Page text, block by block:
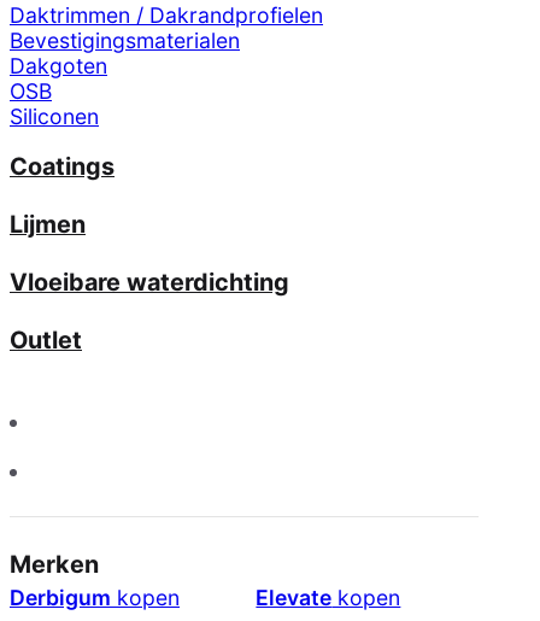
Daktrimmen / Dakrandprofielen
Bevestigingsmaterialen
Dakgoten
OSB
Siliconen
Coatings
Lijmen
Vloeibare waterdichting
Outlet
Merken
Derbigum kopen Elevate kopen